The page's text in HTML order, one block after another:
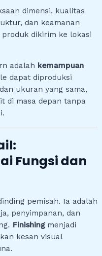
dimensi, kualitas
dan keamanan
dikirim ke lokasi
adalah kemampuan
dapat diproduksi
ukuran yang sama,
di masa depan tanpa
Fungsi dan
pemisah. Ia adalah
penyimpanan, dan
Finishingmenjadi
kesan visual